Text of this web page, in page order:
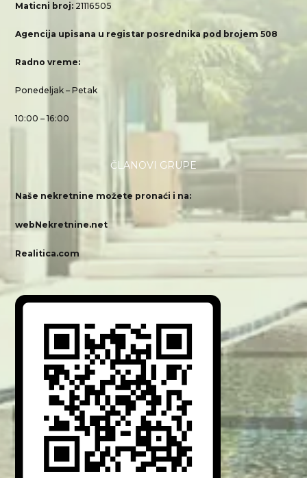
Maticni broj: 21116505
Agencija upisana u registar posrednika pod brojem 508
Radno vreme:
Ponedeljak – Petak
10:00 – 16:00
ČLANOVI GRUPE
Naše nekretnine možete pronaći i na:
webNekretnine.net
Realitica.com